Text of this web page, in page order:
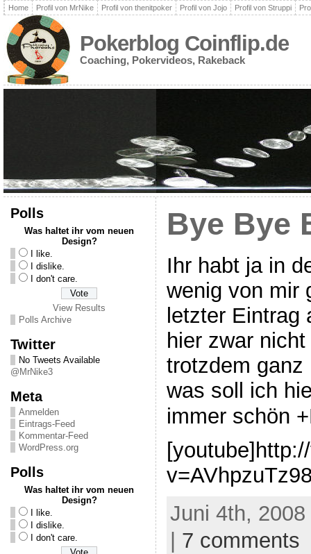
Home Profil von MrNike Profil von thenitpoker Profil von Jojo Profil von Struppi
Pokerblog Coinflip.de
Coaching, Pokervideos, Rakeback
Polls
Was haltet ihr vom neuen
Design?
I like.
I dislike.
I don't care.
View Results
Polls Archive
Twitter
No Tweets Available
@MrNike3
Meta
Anmelden
Eintrags-Feed
Kommentar-Feed
WordPress.org
Polls
Was haltet ihr vom neuen
Design?
I like.
I dislike.
I don't care.
Bye Bye
Ihr habt ja in
wenig von mir
letzter Eintrag
hier zwar
trotzdem
was soll ich
immer schön
Juni 4th,
7 comments